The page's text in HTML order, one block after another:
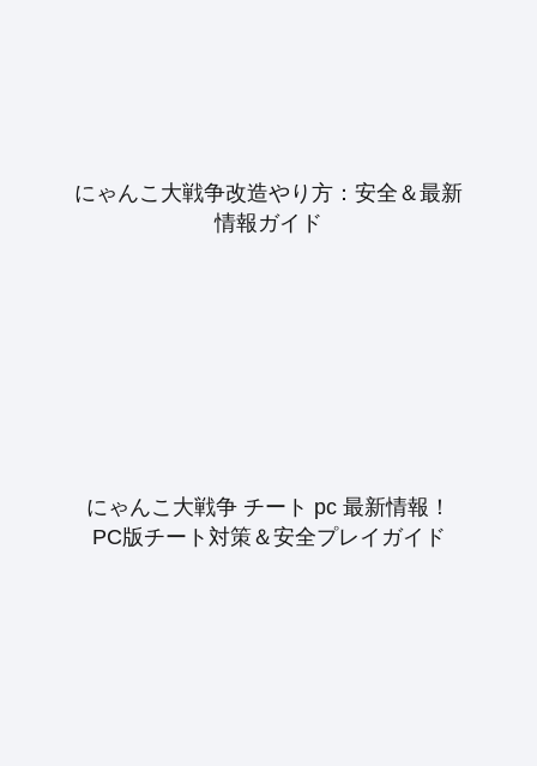
にゃんこ大戦争改造やり方：安全＆最新
情報ガイド
にゃんこ大戦争 チート pc 最新情報！
PC版チート対策＆安全プレイガイド